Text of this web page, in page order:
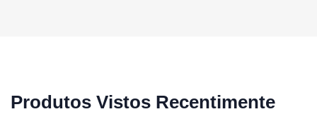
Produtos Vistos Recentimente